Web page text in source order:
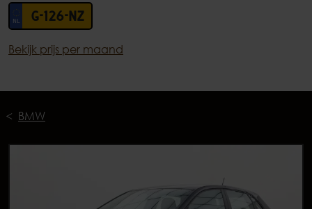
G-126-NZ
Bekijk prijs per maand
BMW